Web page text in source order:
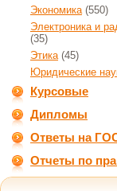
Экономика(550)
Электроника и
(35)
Этика(45)
Юридические
Курсовые
Дипломы
Ответы на
Отчеты по